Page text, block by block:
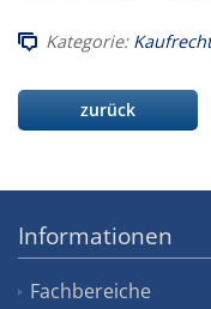
Kategorie: Kaufrecht
zurück
Informationen
Fachbereiche